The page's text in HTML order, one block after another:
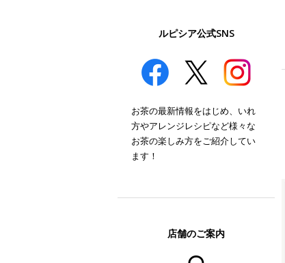
ルピシアオリジナル ティー
お茶の時間がもっと楽しく
ルピシア公式SNS
お茶の最新情報をはじめ、いれ
方やアレンジレシピなど様々な
お茶の楽しみ方をご紹介してい
ます！
店舗のご案内